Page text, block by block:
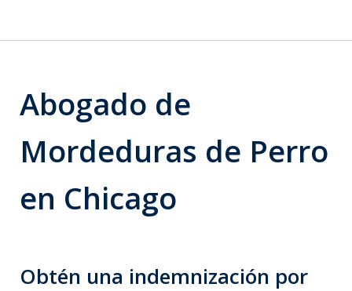
Abogado de
Mordeduras de Perro
en Chicago
Obtén una indemnización por